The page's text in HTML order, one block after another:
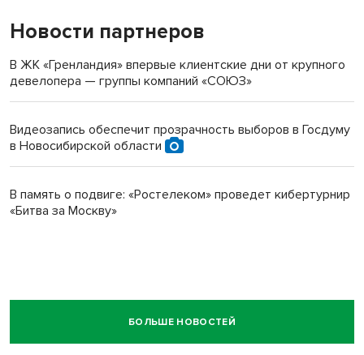
Новости партнеров
В ЖК «Гренландия» впервые клиентские дни от крупного
девелопера — группы компаний «СОЮЗ»
Видеозапись обеспечит прозрачность выборов в Госдуму
в Новосибирской области
В память о подвиге: «Ростелеком» проведет кибертурнир
«Битва за Москву»
БОЛЬШЕ НОВОСТЕЙ